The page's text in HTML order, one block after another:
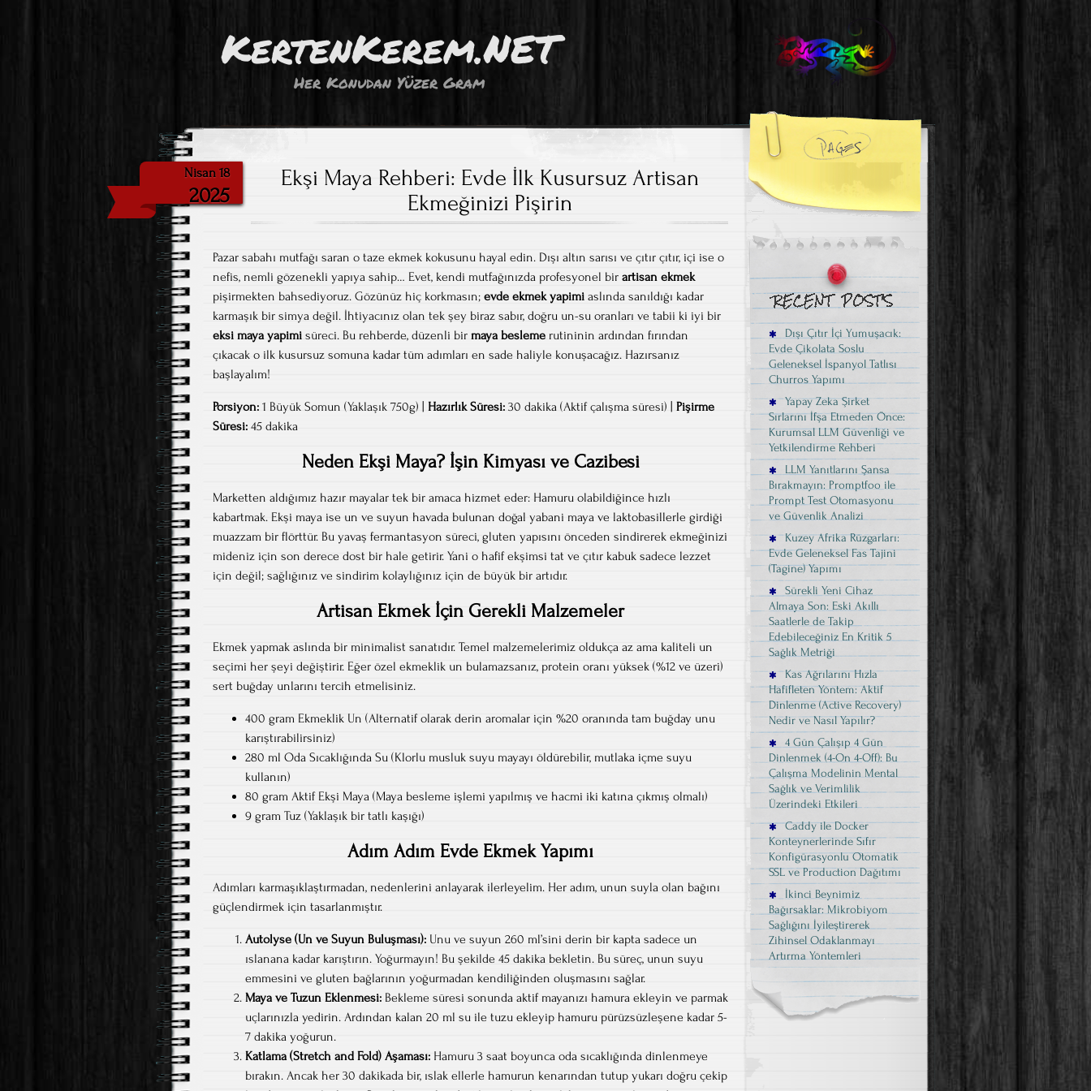
KertenKerem.NET
Her Konudan Yüzer Gram
Nisan 18
2025
Ekşi Maya Rehberi: Evde İlk Kusursuz Artisan
Ekmeğinizi Pişirin
Pazar sabahı mutfağı saran o taze ekmek kokusunu hayal edin. Dışı altın sarısı ve çıtır çıtır, içi ise o
nefis, nemli gözenekli yapıya sahip… Evet, kendi mutfağınızda profesyonel bir artisan ekmek
pişirmekten bahsediyoruz. Gözünüz hiç korkmasın; evde ekmek yapimi aslında sanıldığı kadar
karmaşık bir simya değil. İhtiyacınız olan tek şey biraz sabır, doğru un-su oranları ve tabii ki iyi bir
eksi maya yapimi süreci. Bu rehberde, düzenli bir maya besleme rutininin ardından fırından
çıkacak o ilk kusursuz somuna kadar tüm adımları en sade haliyle konuşacağız. Hazırsanız
başlayalım!
Porsiyon: 1 Büyük Somun (Yaklaşık 750g) | Hazırlık Süresi: 30 dakika (Aktif çalışma süresi) | Pişirme
Süresi: 45 dakika
Neden Ekşi Maya? İşin Kimyası ve Cazibesi
Marketten aldığımız hazır mayalar tek bir amaca hizmet eder: Hamuru olabildiğince hızlı
kabartmak. Ekşi maya ise un ve suyun havada bulunan doğal yabani maya ve laktobasillerle girdiği
muazzam bir flörttür. Bu yavaş fermantasyon süreci, gluten yapısını önceden sindirerek ekmeğinizi
mideniz için son derece dost bir hale getirir. Yani o hafif ekşimsi tat ve çıtır kabuk sadece lezzet
için değil; sağlığınız ve sindirim kolaylığınız için de büyük bir artıdır.
Artisan Ekmek İçin Gerekli Malzemeler
Ekmek yapmak aslında bir minimalist sanatıdır. Temel malzemelerimiz oldukça az ama kaliteli un
seçimi her şeyi değiştirir. Eğer özel ekmeklik un bulamazsanız, protein oranı yüksek (%12 ve üzeri)
sert buğday unlarını tercih etmelisiniz.
400 gram Ekmeklik Un (Alternatif olarak derin aromalar için %20 oranında tam buğday unu
karıştırabilirsiniz)
280 ml Oda Sıcaklığında Su (Klorlu musluk suyu mayayı öldürebilir, mutlaka içme suyu
kullanın)
80 gram Aktif Ekşi Maya (Maya besleme işlemi yapılmış ve hacmi iki katına çıkmış olmalı)
9 gram Tuz (Yaklaşık bir tatlı kaşığı)
Adım Adım Evde Ekmek Yapımı
Adımları karmaşıklaştırmadan, nedenlerini anlayarak ilerleyelim. Her adım, unun suyla olan bağını
güçlendirmek için tasarlanmıştır.
Autolyse (Un ve Suyun Buluşması): Unu ve suyun 260 ml’sini derin bir kapta sadece un
ıslanana kadar karıştırın. Yoğurmayın! Bu şekilde 45 dakika bekletin. Bu süreç, unun suyu
emmesini ve gluten bağlarının yoğurmadan kendiliğinden oluşmasını sağlar.
Maya ve Tuzun Eklenmesi: Bekleme süresi sonunda aktif mayanızı hamura ekleyin ve parmak
uçlarınızla yedirin. Ardından kalan 20 ml su ile tuzu ekleyip hamuru pürüzsüzleşene kadar 5-
7 dakika yoğurun.
Katlama (Stretch and Fold) Aşaması: Hamuru 3 saat boyunca oda sıcaklığında dinlenmeye
bırakın. Ancak her 30 dakikada bir, ıslak ellerle hamurun kenarından tutup yukarı doğru çekip
Dışı Çıtır İçi Yumuşacık:
Evde Çikolata Soslu
Geleneksel İspanyol Tatlısı
Churros Yapımı
Yapay Zeka Şirket
Sırlarını İfşa Etmeden Önce:
Kurumsal LLM Güvenliği ve
Yetkilendirme Rehberi
LLM Yanıtlarını Şansa
Bırakmayın: Promptfoo ile
Prompt Test Otomasyonu
ve Güvenlik Analizi
Kuzey Afrika Rüzgarları:
Evde Geleneksel Fas Tajini
(Tagine) Yapımı
Sürekli Yeni Cihaz
Almaya Son: Eski Akıllı
Saatlerle de Takip
Edebileceğiniz En Kritik 5
Sağlık Metriği
Kas Ağrılarını Hızla
Hafifleten Yöntem: Aktif
Dinlenme (Active Recovery)
Nedir ve Nasıl Yapılır?
4 Gün Çalışıp 4 Gün
Dinlenmek (4-On 4-Off): Bu
Çalışma Modelinin Mental
Sağlık ve Verimlilik
Üzerindeki Etkileri
Caddy ile Docker
Konteynerlerinde Sıfır
Konfigürasyonlu Otomatik
SSL ve Production Dağıtımı
İkinci Beynimiz
Bağırsaklar: Mikrobiyom
Sağlığını İyileştirerek
Zihinsel Odaklanmayı
Artırma Yöntemleri